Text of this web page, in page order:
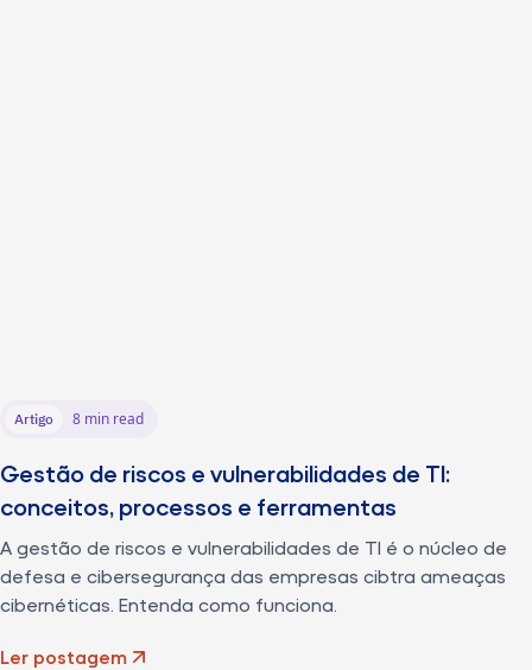
Artigo 8 min read
Gestão de riscos e vulnerabilidades de TI:
conceitos, processos e ferramentas
A gestão de riscos e vulnerabilidades de TI é o núcleo de
defesa e cibersegurança das empresas cibtra ameaças
cibernéticas. Entenda como funciona.
Ler postagem